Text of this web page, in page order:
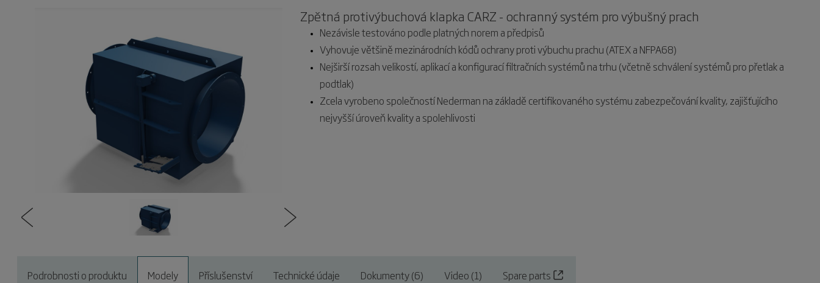
Zpětná protivýbuchová klapka CARZ - ochranný systém pro výbušný prach
Nezávisle testováno podle platných norem a předpisů
Vyhovuje většině mezinárodních kódů ochrany proti výbuchu prachu (ATEX a NFPA68)
Nejširší rozsah velikostí, aplikací a konfigurací filtračních systémů na trhu (včetně schválení systémů pro přetlak a
podtlak)
Zcela vyrobeno společností Nederman na základě certifikovaného systému zabezpečování kvality, zajišťujícího
nejvyšší úroveň kvality a spolehlivosti
Podrobnosti o produktu Modely Příslušenství Technické údaje Dokumenty (6) Video (1) Spare parts